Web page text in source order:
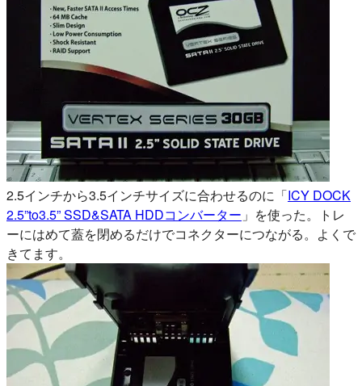
2.5インチから3.5インチサイズに合わせるのに「ICY DOCK
2.5”to3.5” SSD&SATA HDDコンバーター 」を使った。トレ
ーにはめて蓋を閉めるだけでコネクターにつながる。よくで
きてます。